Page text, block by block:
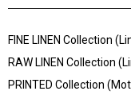
FINE LINEN Collection
RAW LINEN Collection
PRINTED Collection